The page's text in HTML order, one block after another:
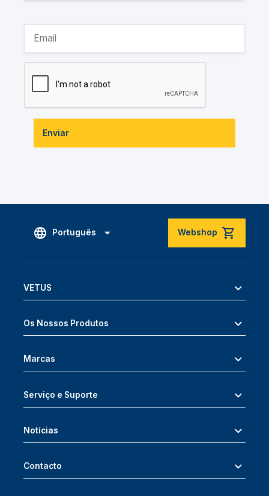
Enviar
Português Webshop
VETUS
Os Nossos Produtos
Marcas
Serviço e Suporte
Notícias
Contacto